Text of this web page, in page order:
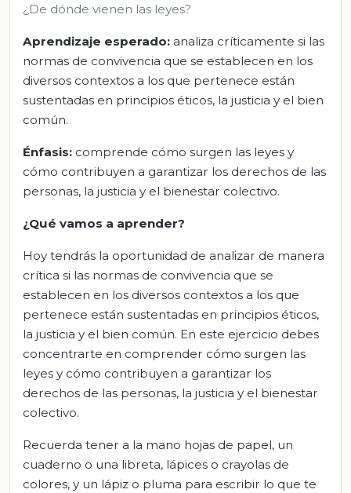
¿De dónde vienen las leyes?
Aprendizaje esperado: analiza críticamente si las
normas de convivencia que se establecen en los
diversos contextos a los que pertenece están
sustentadas en principios éticos, la justicia y el bien
común.
Énfasis: comprende cómo surgen las leyes y
cómo contribuyen a garantizar los derechos de las
personas, la justicia y el bienestar colectivo.
¿Qué vamos a aprender?
Hoy tendrás la oportunidad de analizar de manera
crítica si las normas de convivencia que se
establecen en los diversos contextos a los que
pertenece están sustentadas en principios éticos,
la justicia y el bien común. En este ejercicio debes
concentrarte en comprender cómo surgen las
leyes y cómo contribuyen a garantizar los
derechos de las personas, la justicia y el bienestar
colectivo.
Recuerda tener a la mano hojas de papel, un
cuaderno o una libreta, lápices o crayolas de
colores, y un lápiz o pluma para escribir lo que te